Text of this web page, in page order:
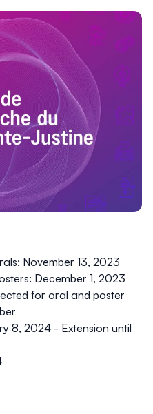
November 13, 2023
December 1, 2023
for oral and poster
8, 2024 - Extension until